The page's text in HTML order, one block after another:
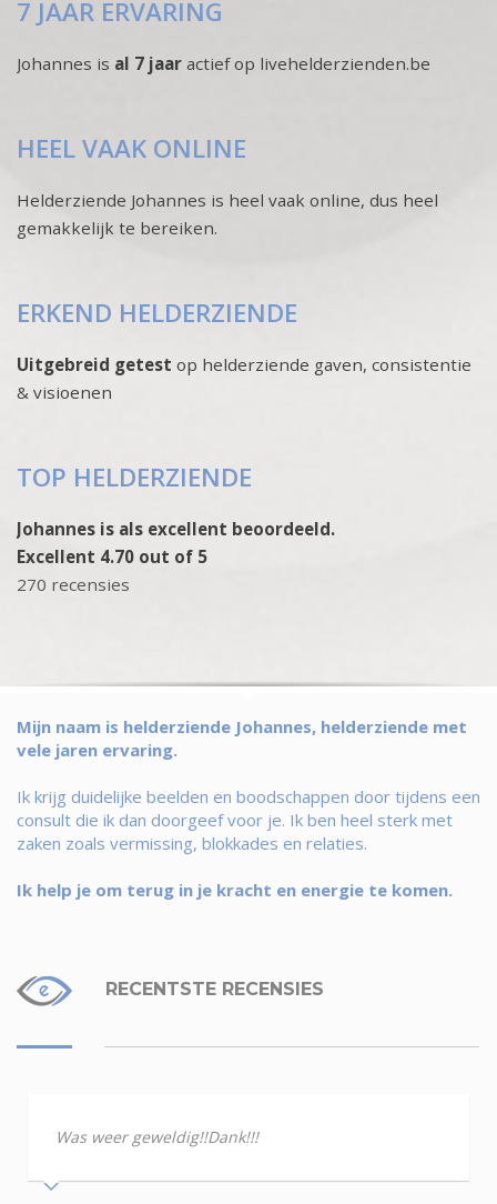
7 JAAR ERVARING
Johannes is al 7 jaar actief op livehelderzienden.be
HEEL VAAK ONLINE
Helderziende Johannes is heel vaak online, dus heel
gemakkelijk te bereiken.
ERKEND HELDERZIENDE
Uitgebreid getest op helderziende gaven, consistentie
& visioenen
TOP HELDERZIENDE
Johannes is als excellent beoordeeld.
Excellent 4.70 out of 5
270 recensies
Mijn naam is helderziende Johannes, helderziende met
vele jaren ervaring.
Ik krijg duidelijke beelden en boodschappen door tijdens een
consult die ik dan doorgeef voor je. Ik ben heel sterk met
zaken zoals vermissing, blokkades en relaties.
Ik help je om terug in je kracht en energie te komen.
RECENTSTE RECENSIES
Was weer geweldig!!Dank!!!